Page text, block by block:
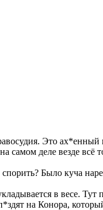
Это
самом деле везде
Было куча
в весе. Тут
на Конора,